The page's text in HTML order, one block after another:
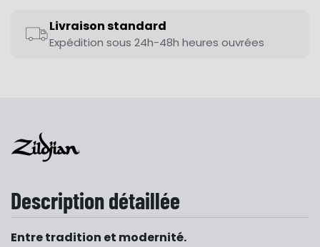
Livraison standard
Expédition sous 24h-48h heures ouvrées
Description détaillée
Entre tradition et modernité.